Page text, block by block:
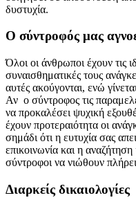
δυστυχία.
Ο σύντροφός μας
Όλοι οι άνθρωποι έχουν τις
συναισθηματικές τους
αυτές ακούγονται, ενώ
Αν ο σύντροφος τις
να προκαλέσει ψυχική
έχουν προτεραιότητα οι
σημάδι ότι η ευτυχία σας
επικοινωνία και η
σύντροφοι να νιώθουν
Διαρκείς δικαιολογίες